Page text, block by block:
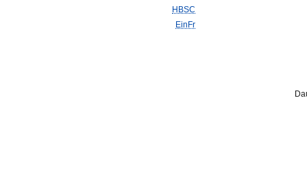
HBSC
EinFr